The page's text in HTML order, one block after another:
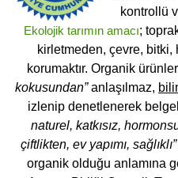
kontrollü
Ekolojik tarımın amacı;
kirletmeden, çevre, bitki,
korumaktır. Organik ürünler
kokusundan”anlaşılmaz,
izlenip denetlenerek
naturel, katkısız,
çiftlikten, ev yapımı, sağlıklı”
organik olduğu anlamına